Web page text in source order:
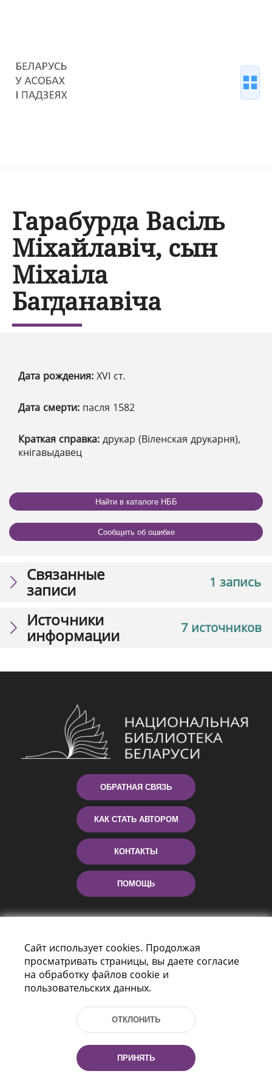
Гарабурда Васіль
Міхайлавіч, сын
Міхаіла
Багданавіча
Дата рождения: XVІ ст.
Дата смерти: пасля 1582
Краткая справка: друкар (Віленская друкарня),
кнігавыдавец
Найти в каталоге НББ
Сообщить об ошибке
1 запись
Связанные
записи
7 источников
Источники
информации
ОБРАТНАЯ СВЯЗЬ
КАК СТАТЬ АВТОРОМ
КОНТАКТЫ
ПОМОЩЬ
г. Минск, Республика Беларусь, 220114
Тел.: (+375 17) 368 37 37, Факс: (+375 17)
Эл. почта: inbox@nlb.by
Сайт использует cookies. Продолжая
просматривать страницы, вы даете согласие
на обработку файлов cookie и
пользовательских данных.
ОТКЛОНИТЬ
ПРИНЯТЬ